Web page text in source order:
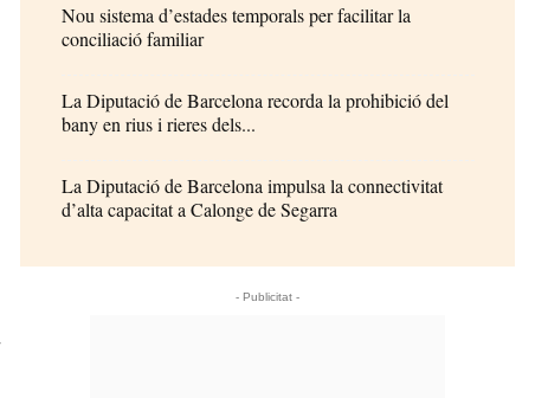
Nou sistema d’estades temporals per facilitar la
conciliació familiar
La Diputació de Barcelona recorda la prohibició del
bany en rius i rieres dels...
La Diputació de Barcelona impulsa la connectivitat
d’alta capacitat a Calonge de Segarra
- Publicitat -